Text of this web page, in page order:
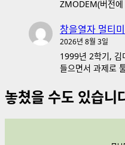
ZMODEM(버전
창을열자 멀티
2026년 8월 3일
1999년 2학기, 김
들으면서 과제로
놓쳤을 수도 있습니